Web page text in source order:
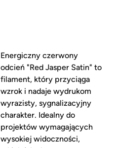
Energiczny czerwony
odcień "Red Jasper Satin" to
filament, który przyciąga
wzrok i nadaje wydrukom
wyrazisty, sygnalizacyjny
charakter. Idealny do
projektów wymagających
wysokiej widoczności,